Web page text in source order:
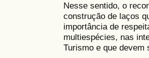
Nesse sentido, o
construção de laços
importância de
multiespécies, nas
Turismo e que devem